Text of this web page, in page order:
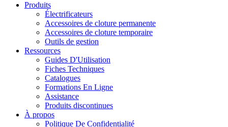
Produits
Électrificateurs
Accessoires de cloture permanente
Accessoires de cloture temporaire
Outils de gestion
Ressources
Guides D'Utilisation
Fiches Techniques
Catalogues
Formations En Ligne
Assistance
Produits discontinues
À propos
Politique De Confidentialité